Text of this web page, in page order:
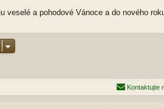
veselé a pohodové Vánoce a do nového
Kontaktujte